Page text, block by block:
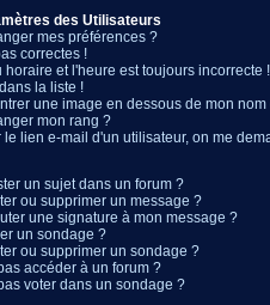
des Utilisateurs
mes préférences ?
correctes !
et l'heure est toujours incorrecte !
la liste !
une image en dessous de mon
mon rang ?
lien e-mail d'un utilisateur, on me
un sujet dans un forum ?
ou supprimer un message ?
une signature à mon message ?
un sondage ?
ou supprimer un sondage ?
accéder à un forum ?
voter dans un sondage ?